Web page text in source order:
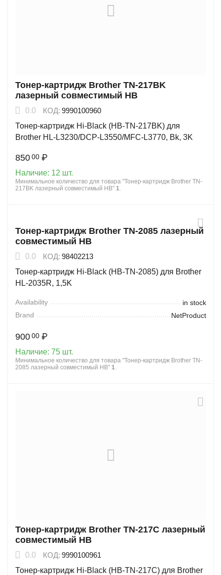
Тонер-картридж Brother TN-217BK
лазерный совместимый HB
0.0 КОД: 9990100960
Тонер-картридж Hi-Black (HB-TN-217BK) для
Brother HL-L3230/DCP-L3550/MFC-L3770, Bk, 3K
850 00 ₽
Наличие: 12 шт.
Минимальное количество для товара "Тонер-картридж Brother TN-
217BK лазерный совместимый HB" 1.
Тонер-картридж Brother TN-2085 лазерный
совместимый HB
0.0 КОД: 98402213
Тонер-картридж Hi-Black (HB-TN-2085) для Brother
HL-2035R, 1,5K
Availability
in stock
Brand
NetProduct
900 00 ₽
Наличие: 75 шт.
Минимальное количество для товара "Тонер-картридж Brother TN-
2085 лазерный совместимый HB" 1.
Тонер-картридж Brother TN-217C лазерный
совместимый HB
0.0 КОД: 9990100961
Тонер-картридж Hi-Black (HB-TN-217C) для Brother